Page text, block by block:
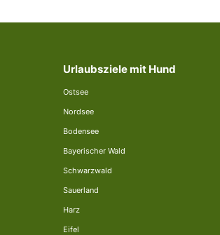
Urlaubsziele mit Hund
Ostsee
Nordsee
Bodensee
Bayerischer Wald
Schwarzwald
Sauerland
Harz
Eifel